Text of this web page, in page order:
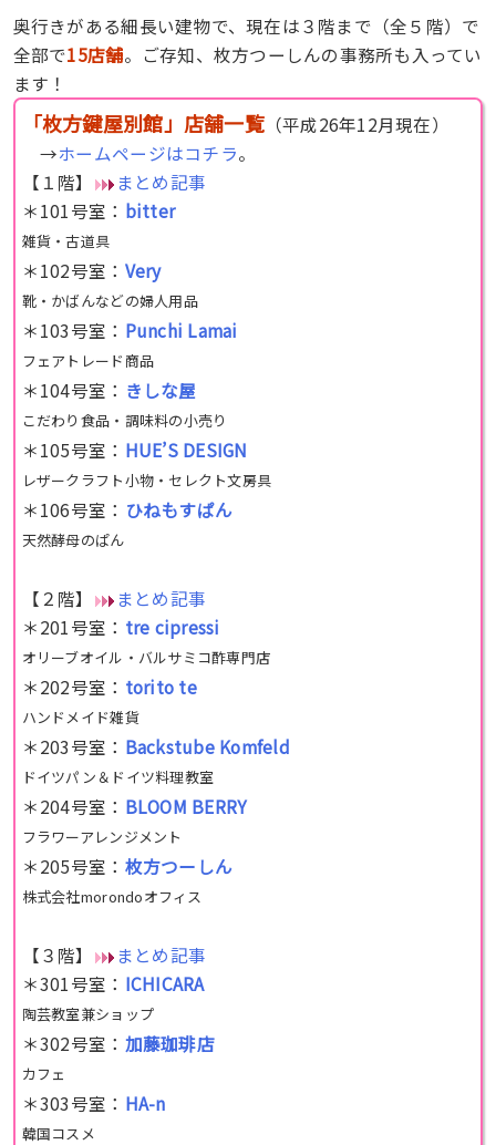
奥行きがある細長い建物で、現在は３階まで（全５階）で
全部で15店舗。ご存知、枚方つーしんの事務所も入ってい
ます！
「枚方鍵屋別館」店舗一覧（平成26年12月現在）
→ホームページはコチラ。
【１階】
まとめ記事
＊101号室： bitter
雑貨・古道具
＊102号室： Very
靴・かばんなどの婦人用品
＊103号室： Punchi Lamai
フェアトレード商品
＊104号室： きしな屋
こだわり食品・調味料の小売り
＊105号室： HUE’S DESIGN
レザークラフト小物・セレクト文房具
＊106号室： ひねもすぱん
天然酵母のぱん
【２階】
まとめ記事
＊201号室： tre cipressi
オリーブオイル・バルサミコ酢専門店
＊202号室： torito te
ハンドメイド雑貨
＊203号室： Backstube Komfeld
ドイツパン＆ドイツ料理教室
＊204号室： BLOOM BERRY
フラワーアレンジメント
＊205号室： 枚方つーしん
株式会社morondoオフィス
【３階】
まとめ記事
＊301号室： ICHICARA
陶芸教室兼ショップ
＊302号室： 加藤珈琲店
カフェ
＊303号室： HA-n
韓国コスメ